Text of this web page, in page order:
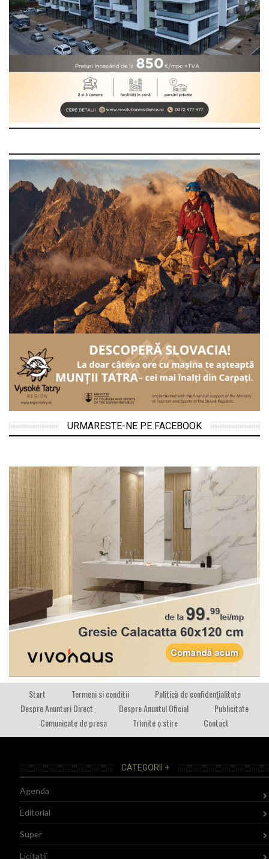
URMARESTE-NE PE FACEBOOK
Start Termeni si conditii
Politică de confidențialitate
Despre Anunturi Direct
Despre Anuntul Oficial
Publicitate
Comunicate de presa
Trimite o stire Contact
CATEGORII +
Agenda
Editorial
Super
Licitatii